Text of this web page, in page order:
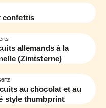
confettis
allemands à la
(Zimtsterne)
au chocolat et au
style thumbprint